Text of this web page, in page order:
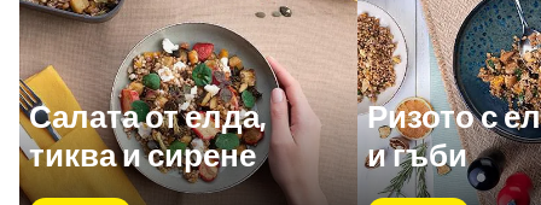
Салата от елда,
тиква и сирене
Ризото с
и гъби